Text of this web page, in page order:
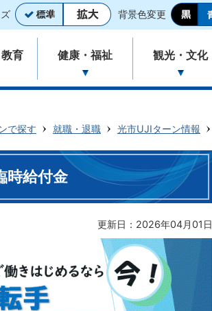
背景色変更
育 健康・福祉 観光・文化
で探す 就職・退職 光市UJIターン情報
時給付金
更新日：2026年04月01日